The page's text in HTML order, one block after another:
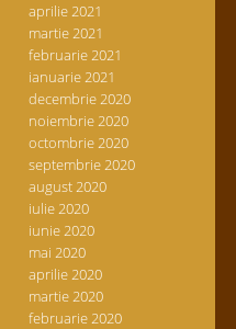
aprilie 2021
martie 2021
februarie 2021
ianuarie 2021
decembrie 2020
noiembrie 2020
octombrie 2020
septembrie 2020
august 2020
iulie 2020
iunie 2020
mai 2020
aprilie 2020
martie 2020
februarie 2020